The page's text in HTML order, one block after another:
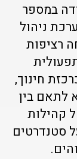
במספר
ניהול
רציפות
חינוך,
לתאם בין
קהילות
סטנדרטים